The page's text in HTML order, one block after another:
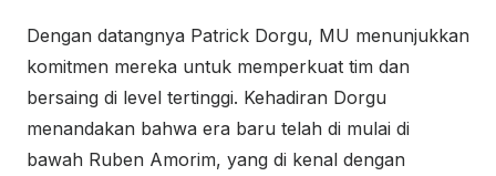
Dengan datangnya Patrick Dorgu, MU menunjukkan
komitmen mereka untuk memperkuat tim dan
bersaing di level tertinggi. Kehadiran Dorgu
menandakan bahwa era baru telah di mulai di
bawah Ruben Amorim, yang di kenal dengan